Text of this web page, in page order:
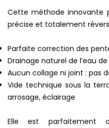
Cette méthode innovante
précise et totalement
Parfaite correction des
Drainage naturel de l’eau
Aucun collage ni joint : pas
Vide technique sous la
arrosage, éclairage
Elle est parfaitement